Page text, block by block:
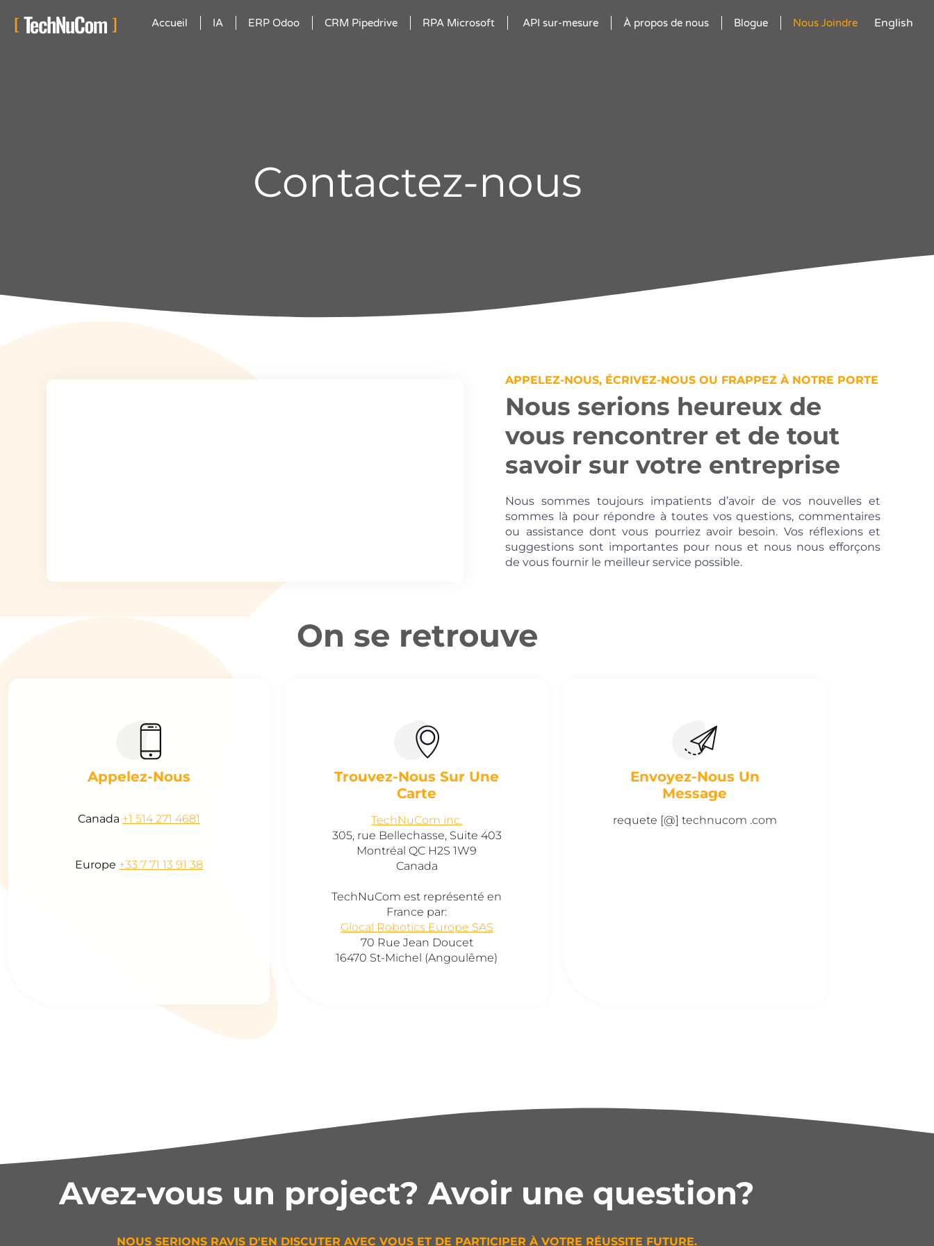
Accueil IA ERP Odoo CRM Pipedrive RPA Microsoft API sur-mesure À propos de nous Blogue Nous Joindre English
Contactez-nous
APPELEZ-NOUS, ÉCRIVEZ-NOUS OU FRAPPEZ À NOTRE PORTE
Nous serions heureux de
vous rencontrer et de tout
savoir sur votre entreprise
Nous sommes toujours impatients d’avoir de vos nouvelles et
sommes là pour répondre à toutes vos questions, commentaires
ou assistance dont vous pourriez avoir besoin. Vos réflexions et
suggestions sont importantes pour nous et nous nous efforçons
de vous fournir le meilleur service possible.
On se retrouve
Appelez-Nous
Canada +1 514 271 4681
Europe +33 7 71 13 91 38
Trouvez-Nous Sur Une
Carte
TechNuCom inc.
305, rue Bellechasse, Suite 403
Montréal QC H2S 1W9
Canada
TechNuCom est représenté en
France par:
Glocal Robotics Europe SAS
70 Rue Jean Doucet
16470 St-Michel (Angoulême)
Envoyez-Nous Un
Message
requete [@] technucom .com
Avez-vous un project? Avoir une question?
NOUS SERIONS RAVIS D'EN DISCUTER AVEC VOUS ET DE PARTICIPER À VOTRE RÉUSSITE FUTURE.